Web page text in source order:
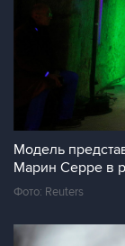
Модель
Марин Серре в
Фото: Reuters